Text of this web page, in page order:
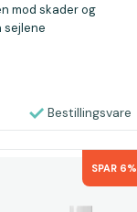
mod skader og
sejlene
Bestillingsvare
SPAR 6%